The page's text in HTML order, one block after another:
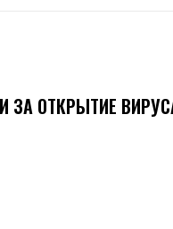
ЗА ОТКРЫТИЕ